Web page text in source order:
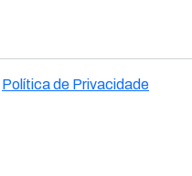
Política de Privacidade